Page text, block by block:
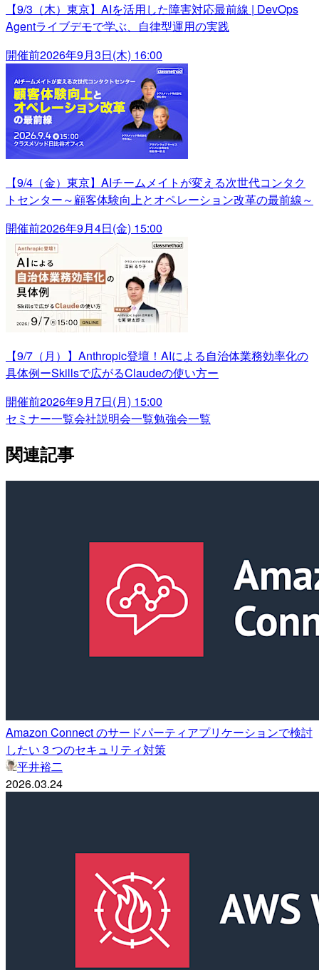
【9/3（木）東京】AIを活用した障害対応最前線 | DevOps
Agentライブデモで学ぶ、自律型運用の実践
開催前2026年9月3日(木) 16:00
【9/4（金）東京】AIチームメイトが変える次世代コンタク
トセンター～顧客体験向上とオペレーション改革の最前線～
開催前2026年9月4日(金) 15:00
【9/7（月）】Anthropic登壇！AIによる自治体業務効率化の
具体例ーSkillsで広がるClaudeの使い方ー
開催前2026年9月7日(月) 15:00
セミナー一覧会社説明会一覧勉強会一覧
関連記事
Amazon Connect のサードパーティアプリケーションで検討
したい 3 つのセキュリティ対策
平井裕二
2026.03.24